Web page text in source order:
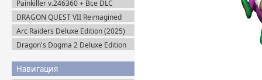
Painkiller v.246360 + Все DLC
(2025) Portable
DRAGON QUEST VII Reimagined
v.1.1.1.0 + Все DLC (2026) Пиратка
Arc Raiders Deluxe Edition (2025)
Steam-Rip
Dragon's Dogma 2 Deluxe Edition
Навигация